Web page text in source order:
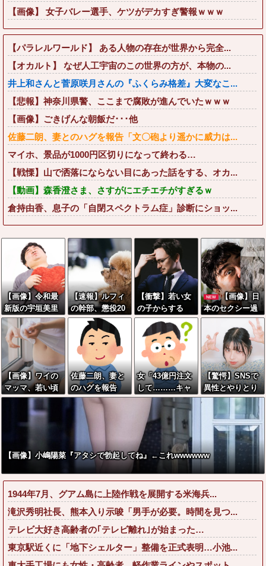
【画像】 女子バレー選手、ケツがデカすぎ警報ｗｗｗ
【パラレルワールド】 ある人物の存在が世界から完全...
【オカルト】 なぜ人工宇宙のこの世界の方が、本物の...
井上和さんと菅原咲月さんの『ふくらみ格差』大変なこ...
【悲報】神奈川県警、ここまで腐敗が進んでいたｗｗｗ
【画像】ごきげんな朝飯だ･･･他
佐藤二朗、妻とのハグを報告「文〇砲より遥かに威力は...
マイホ、景品が1000円区切りになって終わる…
【戦慄】山で洒落にならない目にあった話をする、オカ...
【動画】森香澄さま、さすがにエチエチがすぎるｗ
倉持由香、息子の「自閉スペクトラム症」診断にショッ...
【画像】令和最
新版の宇垣美里
さん←こう言う
のでいいんだよ
が目一杯詰まっ
てると話題にw
w w w w w w w
w
【速報】ルフィ
の幹部、懲役20
年に決定する←
コレは妥当
か？？？？？？
？
【衝撃】若い女
の子からする
「甘い匂い」の
正体、まさか分
からないDTなん
ておらんよな？
よな？w w w w
w w w w w w w
NEW
【画像】日
本のセクシー過
ぎる女性犯罪者
一覧が冗談抜き
にレベル高過ぎ
る件w w w w w
w w w w
【画像】ワイの
マッマ、若い頃
はめちゃめちゃ
えっちな美人だ
ったwwwww
佐藤二朗、妻と
のハグを報告
「文〇砲より遥
かに威力は弱い
が、僕のノロケ
砲をお見舞いす
る」
女「43億円注文
して………キャ
ンセルっと！」
←こいつの目的
【驚愕】SNSで
異性とやりとり
《不倫》にな
る？→既婚男女
の約7割がまさか
の『こう』回答
してしまうw w
w w w w w w
【画像】小嶋陽菜『アタシで勃起してね』←これwwwwww
1944年7月、グアム島に上陸作戦を展開する米海兵...
滝沢秀明社長、熊本入り示唆「男手が必要。時間を見つ...
テレビ大好き高齢者の｢テレビ離れ｣が始まった…
東京駅近くに「地下シェルター」整備を正式表明…小池...